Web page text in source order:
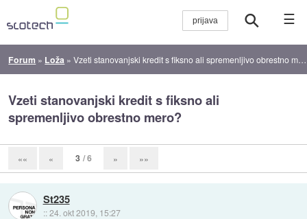
☰
Forum » Loža »Vzeti stanovanjski kredit s fiksno ali spremenljivo obrestno mero?
Vzeti stanovanjski kredit s fiksno ali
spremenljivo obrestno mero?
«« « 3 / 6 » »»
St235
::24. okt 2019, 15:27